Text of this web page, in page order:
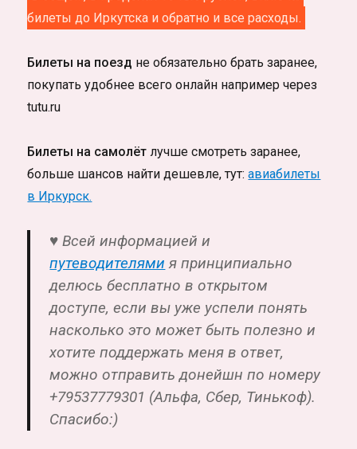
билеты до Иркутска и обратно и все расходы.
Билеты на поезд не обязательно брать заранее,
покупать удобнее всего онлайн например через
tutu.ru
Билеты на самолёт лучше смотреть заранее,
больше шансов найти дешевле, тут:авиабилеты
в Иркурск.
♥ Всей информацией и
путеводителями я принципиально
делюсь бесплатно в открытом
доступе, если вы уже успели понять
насколько это может быть полезно и
хотите поддержать меня в ответ,
можно отправить донейшн по номеру
+79537779301 (Альфа, Сбер, Тинькоф).
Спасибо:)